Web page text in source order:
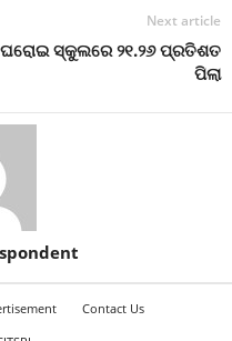
Next article
ଘରୋଇ ସ୍କୁଲରେ ୨୧.୨୬ ପ୍ରତିଶତ
ପିଲା
Contact Us